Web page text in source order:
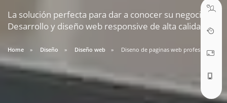
La solución perfecta para dar a conocer su negocio.
Desarrollo y diseño web responsive de alta calidad.
Home Diseño Diseño web Diseno de paginas web profesionales